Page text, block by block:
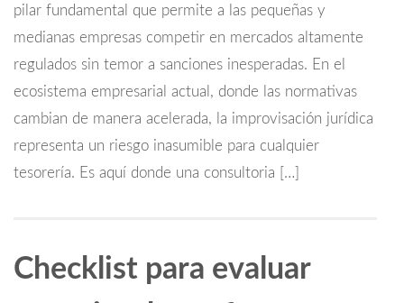
pilar fundamental que permite a las pequeñas y
medianas empresas competir en mercados altamente
regulados sin temor a sanciones inesperadas. En el
ecosistema empresarial actual, donde las normativas
cambian de manera acelerada, la improvisación jurídica
representa un riesgo inasumible para cualquier
tesorería. Es aquí donde una consultoria […]
Checklist para evaluar